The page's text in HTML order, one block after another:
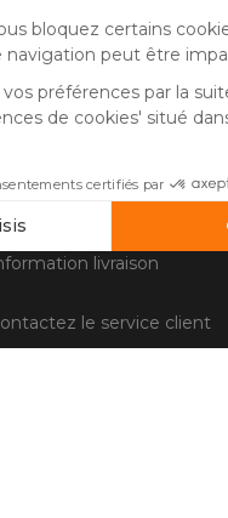
ma commande
Questions fréquentes
livraison
le service client